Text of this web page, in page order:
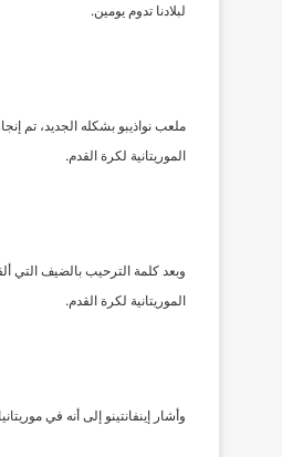
لبلادنا تدوم يومين.
ملعب نواذيبو بشكله الجديد، تم
الموريتانية لكرة القدم.
وبعد كلمة الترحيب بالضيف التي
الموريتانية لكرة القدم.
وأشار إينفانتينو إلى أنه في